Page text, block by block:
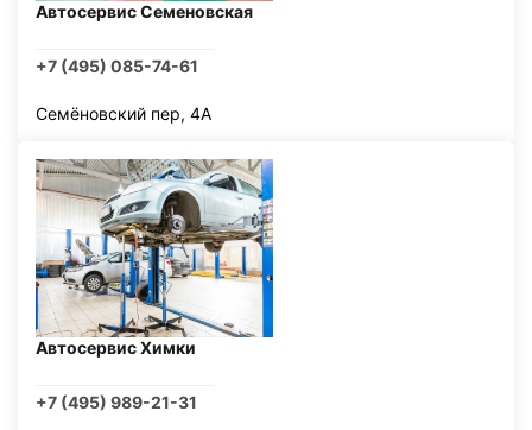
Автосервис Семеновская
+7 (495) 085-74-61
Семёновский пер, 4А
Автосервис Химки
+7 (495) 989-21-31